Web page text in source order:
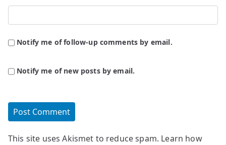
Notify me of follow-up comments by email.
Notify me of new posts by email.
This site uses Akismet to reduce spam. Learn how